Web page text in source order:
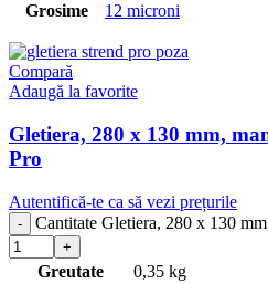
Grosime 12 microni
Compară
Adaugă la favorite
Gletiera, 280 x 130 mm,
Pro
Autentifică-te ca să vezi prețurile
Cantitate Gletiera, 280 x 130
Greutate
0,35 kg